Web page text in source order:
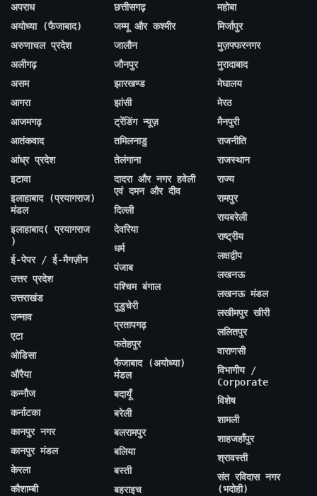
अपराध
अयोध्या (फैजाबाद)
अरुणाचल प्रदेश
अलीगढ़
असम
आगरा
आजमगढ़
आतंकवाद
आंध्र प्रदेश
इटावा
इलाहाबाद (प्रयागराज)
मंडल
इलाहाबाद( प्रयागराज
)
ई-पेपर / ई-मैगज़ीन
उत्तर प्रदेश
उत्तराखंड
उन्नाव
एटा
ओडिसा
औरैया
कन्नौज
कर्नाटका
कानपुर नगर
कानपुर मंडल
केरला
कौशाम्बी
छत्तीसगढ़
जम्मू और कश्मीर
जालौन
जौनपुर
झारखण्ड
झांसी
ट्रेंडिंग न्यूज़
तमिलनाडु
तेलंगाना
दादरा और नगर हवेली
एवं दमन और दीव
दिल्ली
देवरिया
धर्म
पंजाब
पश्चिम बंगाल
पुडुचेरी
प्रतापगढ़
फतेहपुर
फैजाबाद (अयोध्या)
मंडल
बदायूँ
बरेली
बलरामपुर
बलिया
बस्ती
बहराइच
महोबा
मिर्जापुर
मुज़फ्फरनगर
मुरादाबाद
मेघालय
मेरठ
मैनपुरी
राजनीति
राजस्थान
राज्य
रामपुर
रायबरेली
राष्ट्रीय
लक्षद्वीप
लखनऊ
लखनऊ मंडल
लखीमपुर खीरी
ललितपुर
वाराणसी
विभागीय /
Corporate
विशेष
शामली
शाहजहाँपुर
श्रावस्ती
संत रविदास नगर
(भदोही)